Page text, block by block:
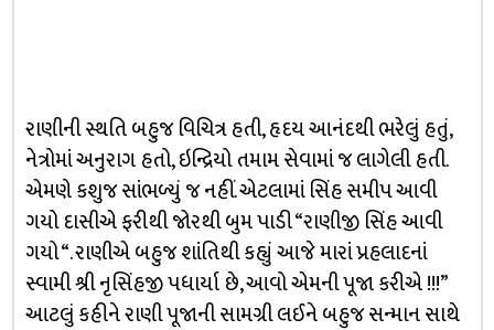
રાણીની સ્થતિ બહુજ વિચિત્ર હતી, હૃદય આનંદથી ભરેલું હતું,
નેત્રોમાં અનુરાગ હતો, ઇન્દ્રિયો તમામ સેવામાં જ લાગેલી હતી.
એમણે કશુજ સાંભળ્યું જ નહીં. એટલામાં સિંહ સમીપ આવી
ગયો દાસીએ ફરીથી જોરથી બુમ પાડી “રાણીજી સિંહ આવી
ગયો “. રાણીએ બહુજ શાંતિથી કહ્યું આજે મારાં પ્રહલાદનાં
સ્વામી શ્રી નૃસિંહજી પધાર્યા છે, આવો એમની પૂજા કરીએ !!!”
આટલું કહીને રાણી પૂજાની સામગ્રી લઈને બહુજ સન્માન સાથે